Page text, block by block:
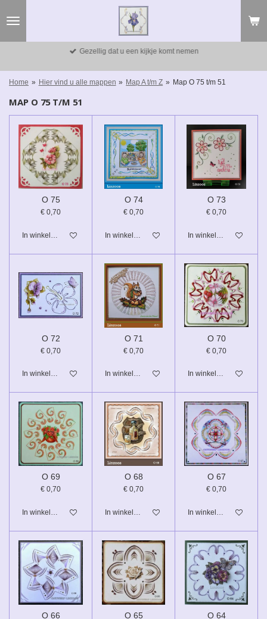
direct
Gezellig dat u een kijkje komt nemen
Home » Hier vind u alle mappen » Map A t/m Z » Map O 75 t/m 51
MAP O 75 T/M 51
O 75
€ 0,70
In winkelwagen
O 74
€ 0,70
In winkelwagen
O 73
€ 0,70
In winkelwagen
O 72
€ 0,70
In winkelwagen
O 71
€ 0,70
In winkelwagen
O 70
€ 0,70
In winkelwagen
O 69
€ 0,70
In winkelwagen
O 68
€ 0,70
In winkelwagen
O 67
€ 0,70
In winkelwagen
O 66 O 65 O 64